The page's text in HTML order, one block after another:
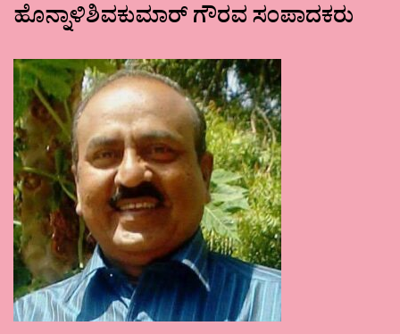
ಹೊನ್ನಾಳಿಶಿವಕುಮಾರ್ ಗೌರವ ಸಂಪಾದಕರು